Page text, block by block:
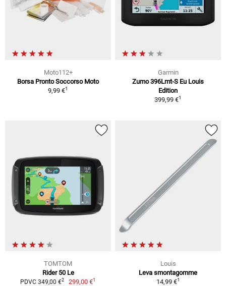
Moto112+
Borsa Pronto Soccorso Moto
9,99 €1
Garmin
Zumo 396Lmt-S Eu Louis
Edition
399,99 €1
TOMTOM
Rider 50 Le
PDVC 349,00 €2 299,00 €1
Louis
Leva smontagomme
14,99 €1